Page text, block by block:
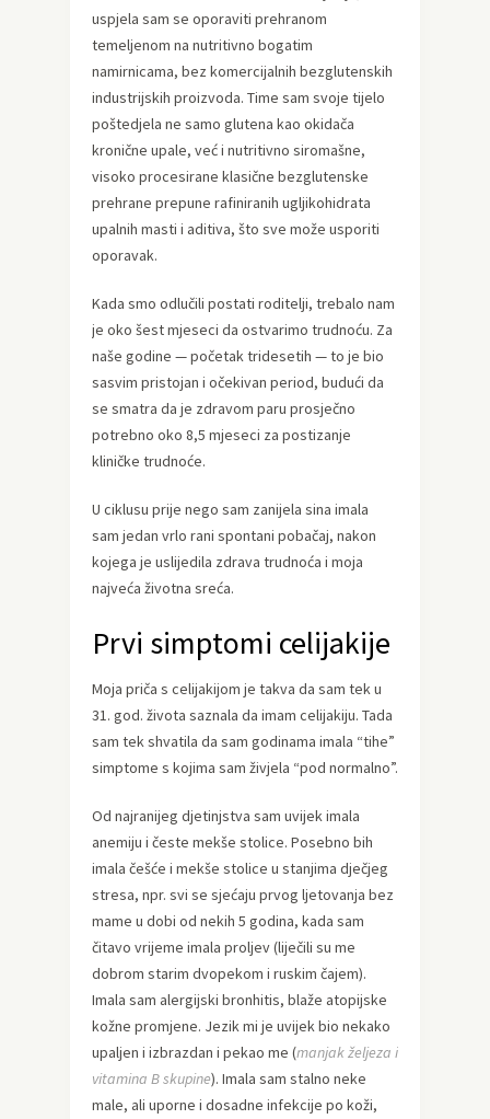
uspjela sam se oporaviti prehranom
temeljenom na nutritivno bogatim
namirnicama, bez komercijalnih bezglutenskih
industrijskih proizvoda. Time sam svoje tijelo
poštedjela ne samo glutena kao okidača
kronične upale, već i nutritivno siromašne,
visoko procesirane klasične bezglutenske
prehrane prepune rafiniranih ugljikohidrata
upalnih masti i aditiva, što sve može usporiti
oporavak.
Kada smo odlučili postati roditelji, trebalo nam
je oko šest mjeseci da ostvarimo trudnoću. Za
naše godine — početak tridesetih — to je bio
sasvim pristojan i očekivan period, budući da
se smatra da je zdravom paru prosječno
potrebno oko 8,5 mjeseci za postizanje
kliničke trudnoće.
U ciklusu prije nego sam zanijela sina imala
sam jedan vrlo rani spontani pobačaj, nakon
kojega je uslijedila zdrava trudnoća i moja
najveća životna sreća.
Prvi simptomi celijakije
Moja priča s celijakijom je takva da sam tek u
31. god. života saznala da imam celijakiju. Tada
sam tek shvatila da sam godinama imala “tihe”
simptome s kojima sam živjela “pod normalno”.
Od najranijeg djetinjstva sam uvijek imala
anemiju i česte mekše stolice. Posebno bih
imala češće i mekše stolice u stanjima dječjeg
stresa, npr. svi se sjećaju prvog ljetovanja bez
mame u dobi od nekih 5 godina, kada sam
čitavo vrijeme imala proljev (liječili su me
dobrom starim dvopekom i ruskim čajem).
Imala sam alergijski bronhitis, blaže atopijske
kožne promjene. Jezik mi je uvijek bio nekako
upaljen i izbrazdan i pekao me (manjak željeza i
vitamina B skupine). Imala sam stalno neke
male, ali uporne i dosadne infekcije po koži,